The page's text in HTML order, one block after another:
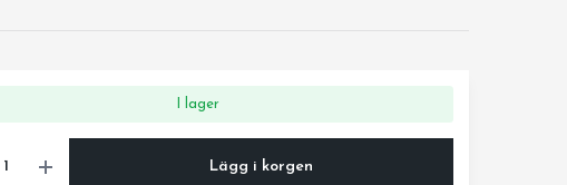
I lager
Lägg i korgen